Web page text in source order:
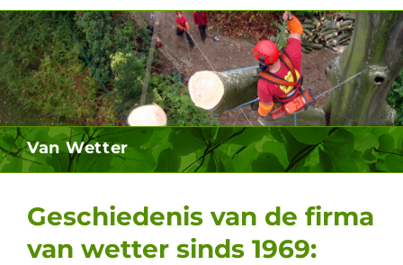
Van Wetter
Geschiedenis van de firma
van wetter sinds 1969: